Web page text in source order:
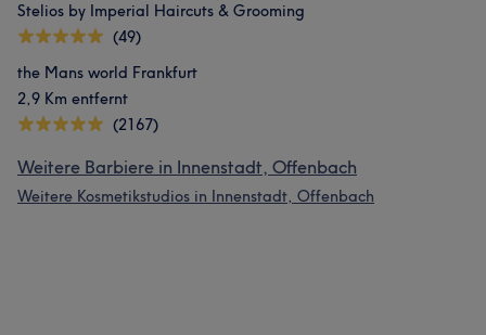
Stelios by Imperial Haircuts & Grooming
(49)
the Mans world Frankfurt
2,9 Km entfernt
(2167)
Weitere Barbiere in Innenstadt, Offenbach
Weitere Kosmetikstudios in Innenstadt, Offenbach